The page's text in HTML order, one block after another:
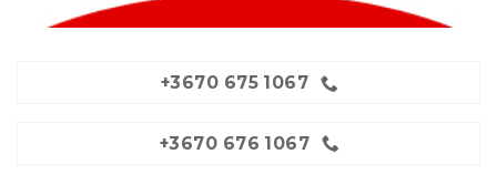
+3670 675 1067
+3670 676 1067